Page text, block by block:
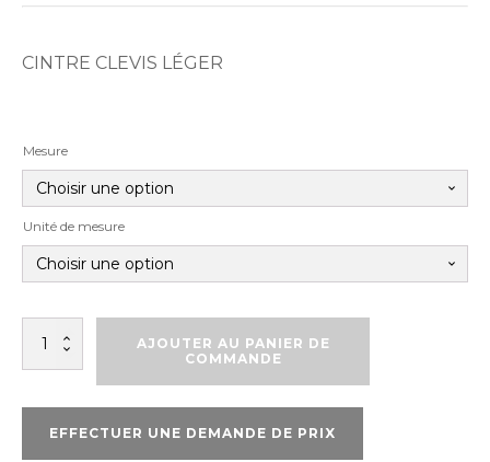
CINTRE CLEVIS LÉGER
Mesure
Unité de mesure
quantité
AJOUTER AU PANIER DE
COMMANDE
EFFECTUER UNE DEMANDE DE PRIX